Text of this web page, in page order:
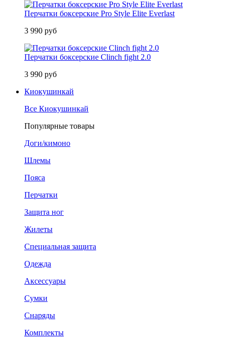
Перчатки боксерские Pro Style Elite Everlast
3 990 руб
Перчатки боксерские Clinch fight 2.0
3 990 руб
Киокушинкай
Все Киокушинкай
Популярные товары
Доги/кимоно
Шлемы
Пояса
Перчатки
Защита ног
Жилеты
Специальная защита
Одежда
Аксессуары
Сумки
Снаряды
Комплекты